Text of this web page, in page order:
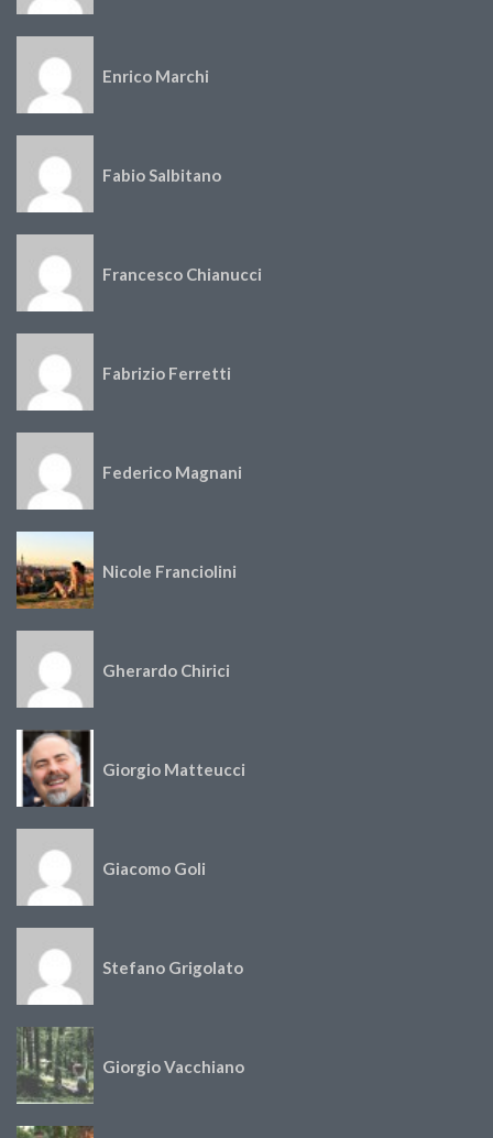
Enrico Marchi
Fabio Salbitano
Francesco Chianucci
Fabrizio Ferretti
Federico Magnani
Nicole Franciolini
Gherardo Chirici
Giorgio Matteucci
Giacomo Goli
Stefano Grigolato
Giorgio Vacchiano